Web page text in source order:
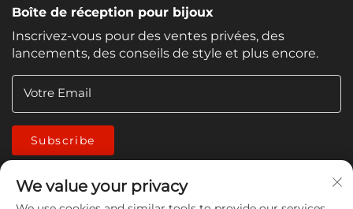
Boîte de réception pour bijoux
Inscrivez-vous pour des ventes privées, des
lancements, des conseils de style et plus encore.
Votre Email
Subscribe
We value your privacy